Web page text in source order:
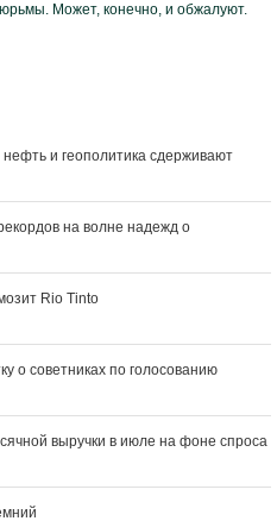
Может, конечно, и обжалуют.
нефть и геополитика сдерживают
на волне надежд о
Rio Tinto
о советниках по голосованию
выручки в июле на фоне спроса